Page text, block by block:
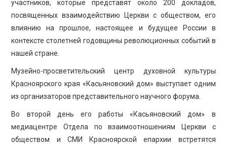
участников, которые представят около 200 докладов,
посвященных взаимодействию Церкви с обществом, его
влиянию на прошлое, настоящее и будущее России в
контексте столетней годовщины революционных событий в
нашей стране.
Музейно-просветительский центр духовной культуры
Красноярского края «Касьяновский дом» выступает одним
из организаторов представительного научного форума.
Во второй день его работы «Касьяновский дом» в
медиацентре Отдела по взаимоотношениям Церкви с
обществом и СМИ Красноярской епархии встретятся